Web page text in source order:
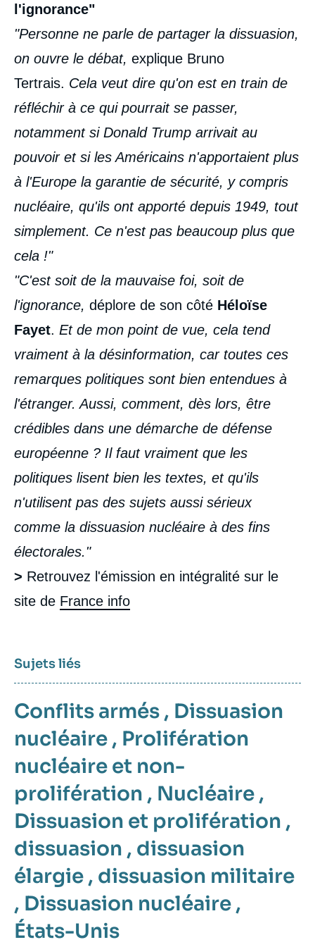
l'ignorance"
"Personne ne parle de partager la dissuasion,
on ouvre le débat, explique Bruno
Tertrais. Cela veut dire qu'on est en train de
réfléchir à ce qui pourrait se passer,
notamment si Donald Trump arrivait au
pouvoir et si les Américains n'apportaient plus
à l'Europe la garantie de sécurité, y compris
nucléaire, qu'ils ont apporté depuis 1949, tout
simplement. Ce n'est pas beaucoup plus que
cela !"
"C'est soit de la mauvaise foi, soit de
l'ignorance, déplore de son côté Héloïse
Fayet. Et de mon point de vue, cela tend
vraiment à la désinformation, car toutes ces
remarques politiques sont bien entendues à
l'étranger. Aussi, comment, dès lors, être
crédibles dans une démarche de défense
européenne ? Il faut vraiment que les
politiques lisent bien les textes, et qu'ils
n'utilisent pas des sujets aussi sérieux
comme la dissuasion nucléaire à des fins
électorales."
> Retrouvez l'émission en intégralité sur le
site de France info
Sujets liés
Conflits armés , Dissuasion
nucléaire , Prolifération
nucléaire et non-
prolifération , Nucléaire ,
Dissuasion et prolifération ,
dissuasion , dissuasion
élargie , dissuasion militaire
, Dissuasion nucléaire ,
États-Unis